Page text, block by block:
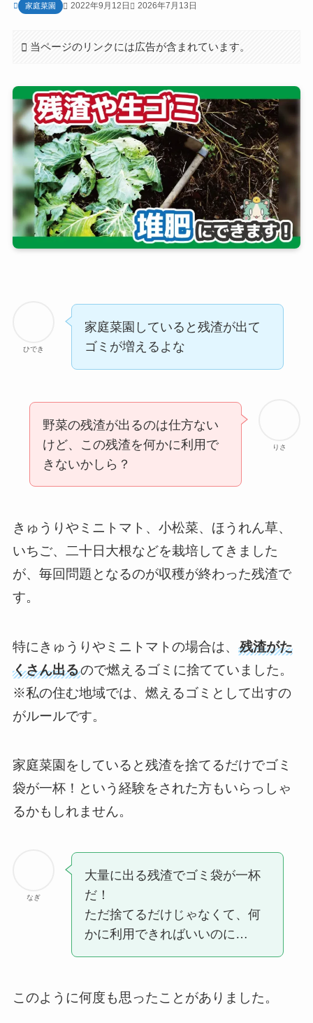
家庭菜園 2022年9月12日 2026年7月13日
当ページのリンクには広告が含まれています。
ひでき
家庭菜園していると残渣が出て
ゴミが増えるよな
りさ
野菜の残渣が出るのは仕方ない
けど、この残渣を何かに利用で
きないかしら？
きゅうりやミニトマト、小松菜、ほうれん草、
いちご、二十日大根などを栽培してきました
が、毎回問題となるのが収穫が終わった残渣で
す。
特にきゅうりやミニトマトの場合は、 残渣がた
くさん出るので燃えるゴミに捨てていました。
※私の住む地域では、燃えるゴミとして出すの
がルールです。
家庭菜園をしていると残渣を捨てるだけでゴミ
袋が一杯！ という経験をされた方もいらっしゃ
るかもしれません。
なぎ
大量に出る残渣でゴミ袋が一杯
だ！
ただ捨てるだけじゃなくて、何
かに利用できればいいのに…
このように何度も思ったことがありました。